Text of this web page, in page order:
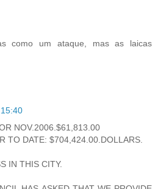
como um ataque, mas as laicas
NOV.2006.$61,813.00
TO DATE: $704,424.00.DOLLARS.
IN THIS CITY.